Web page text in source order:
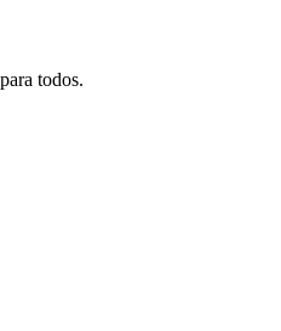
todos.